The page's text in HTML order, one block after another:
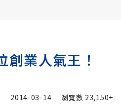
創業人氣王！
2014-03-14 瀏覽數 23,150+